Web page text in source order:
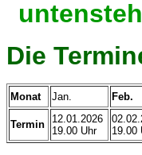
Die
Monat Jan. Feb.
Termin
12.01.2026
19.00 Uhr
19.00